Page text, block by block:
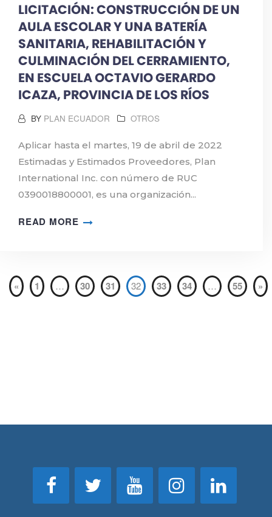
LICITACIÓN: CONSTRUCCIÓN DE UN
AULA ESCOLAR Y UNA BATERÍA
SANITARIA, REHABILITACIÓN Y
CULMINACIÓN DEL CERRAMIENTO,
EN ESCUELA OCTAVIO GERARDO
ICAZA, PROVINCIA DE LOS RÍOS
BY PLAN ECUADOR OTROS
Aplicar hasta el martes, 19 de abril de 2022
Estimadas y Estimados Proveedores, Plan
International Inc. con número de RUC
0390018800001, es una organización...
READ MORE
« 1 … 30 31 32 33 34 … 55 »